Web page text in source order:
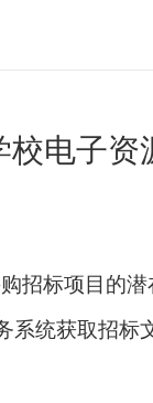
电子
招标项目的
统获取招标